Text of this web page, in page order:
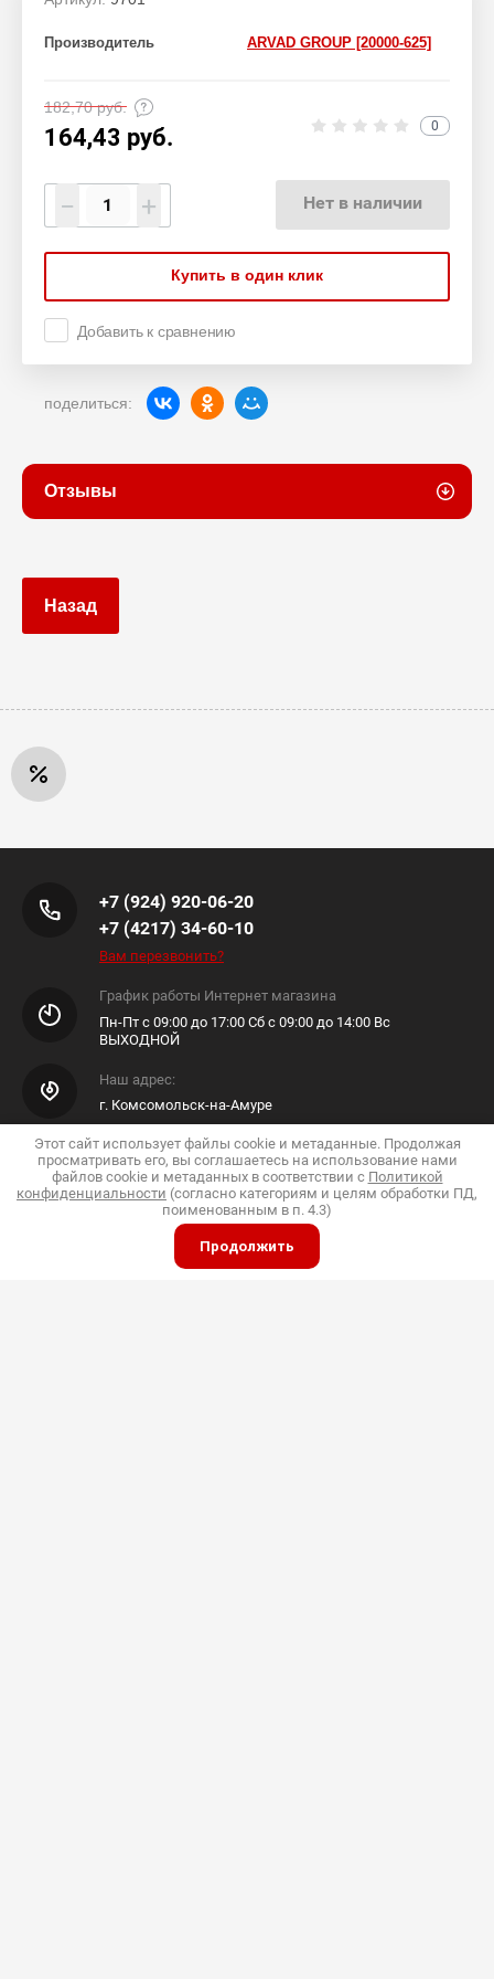
Производитель ARVAD GROUP [20000-625]
182,70руб.
164,43 руб. 0
− + Нет в наличии
Купить в один клик
Добавить к сравнению
поделиться:
Отзывы
Назад
+7 (924) 920-06-20
+7 (4217) 34-60-10
Вам перезвонить?
График работы Интернет магазина
Пн-Пт с 09:00 до 17:00 Сб с 09:00 до 14:00 Вс
ВЫХОДНОЙ
Наш адрес:
г. Комсомольск-на-Амуре
E-mail Интернет Магазина
Shop@pkfdis.ru
Этот сайт использует файлы cookie и метаданные. Продолжая
просматривать его, вы соглашаетесь на использование нами
файлов cookie и метаданных в соответствии с Политикой
конфиденциальности (согласно категориям и целям обработки ПД,
поименованным в п. 4.3)
Продолжить